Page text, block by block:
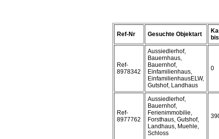
Ref-Nr Gesuchte Objektart
Ref-
8978342
Aussiedlerhof,
Bauernhaus,
Bauernhof,
Einfamilienhaus,
EinfamilienhausELW,
Gutshof, Landhaus
0
Ref-
8977762
Aussiedlerhof,
Bauernhof,
Ferienimmobilie,
Forsthaus, Gutshof,
Landhaus, Muehle,
Schloss